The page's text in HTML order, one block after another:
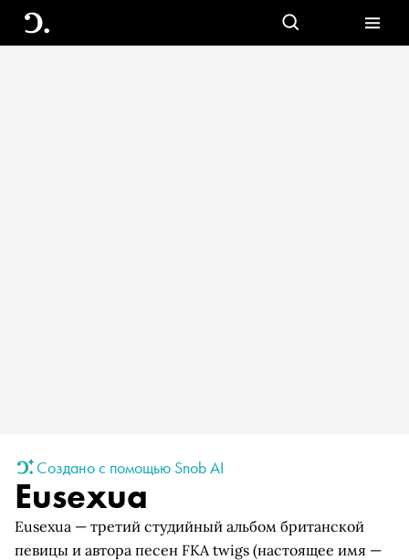
Создано с помощью Snob AI
Eusexua
Eusexua — третий студийный альбом британской
певицы и автора песен FKA twigs (настоящее имя —